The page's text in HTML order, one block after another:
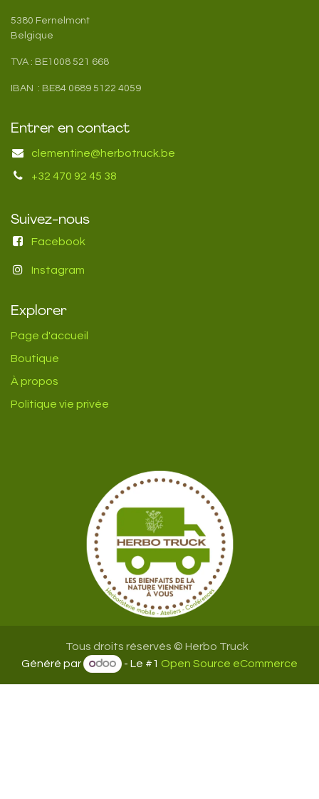
5380 Fernelmont
Belgique
TVA : BE1008 521 668
IBAN : BE84 0689 5122 4059
Entrer en contact
clementine@herbotruck.be
+32 470 92 45 38
Suivez-nous
Facebook
Instagram
Explorer
Page d'accueil
Boutique
À propos
Politique vie privée
Tous droits réservés © Herbo Truck
Généré par
- Le #1 Open Source eCommerce